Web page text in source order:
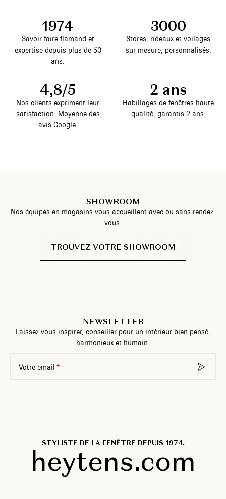
1974
Savoir-faire flamand et
expertise depuis plus de 50
ans.
3000
Stores, rideaux et voilages
sur mesure, personnalisés.
4,8/5
Nos clients expriment leur
satisfaction. Moyenne des
avis Google.
2 ans
Habillages de fenêtres haute
qualité, garantis 2 ans.
SHOWROOM
Nos équipes en magasins vous accueillent avec ou sans rendez-
vous.
TROUVEZ VOTRE SHOWROOM
NEWSLETTER
Laissez-vous inspirer, conseiller pour un intérieur bien pensé,
harmonieux et humain.
Votre email
STYLISTE DE LA FENÊTRE DEPUIS 1974.
heytens.com